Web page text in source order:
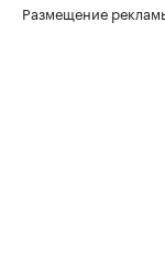
Размещение